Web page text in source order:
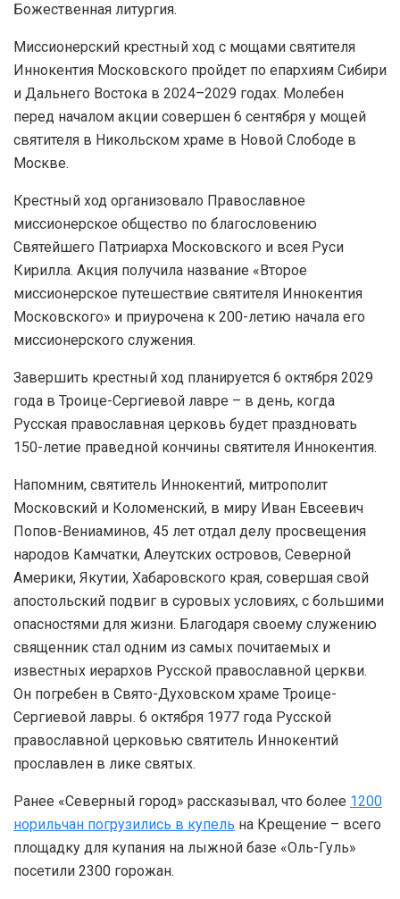
Божественная литургия.
Миссионерский крестный ход с мощами святителя
Иннокентия Московского пройдет по епархиям Сибири
и Дальнего Востока в 2024–2029 годах. Молебен
перед началом акции совершен 6 сентября у мощей
святителя в Никольском храме в Новой Слободе в
Москве.
Крестный ход организовало Православное
миссионерское общество по благословению
Святейшего Патриарха Московского и всея Руси
Кирилла. Акция получила название «Второе
миссионерское путешествие святителя Иннокентия
Московского» и приурочена к 200-летию начала его
миссионерского служения.
Завершить крестный ход планируется 6 октября 2029
года в Троице-Сергиевой лавре – в день, когда
Русская православная церковь будет праздновать
150-летие праведной кончины святителя Иннокентия.
Напомним, святитель Иннокентий, митрополит
Московский и Коломенский, в миру Иван Евсеевич
Попов-Вениаминов, 45 лет отдал делу просвещения
народов Камчатки, Алеутских островов, Северной
Америки, Якутии, Хабаровского края, совершая свой
апостольский подвиг в суровых условиях, с большими
опасностями для жизни. Благодаря своему служению
священник стал одним из самых почитаемых и
известных иерархов Русской православной церкви.
Он погребен в Свято-Духовском храме Троице-
Сергиевой лавры. 6 октября 1977 года Русской
православной церковью святитель Иннокентий
прославлен в лике святых.
Ранее «Северный город» рассказывал, что более 1200
норильчан погрузились в купель на Крещение – всего
площадку для купания на лыжной базе «Оль-Гуль»
посетили 2300 горожан.